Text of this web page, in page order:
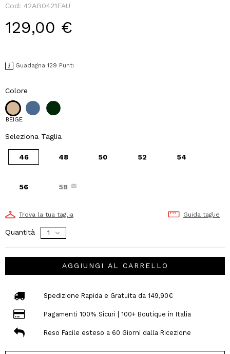
Cod: 42AB0421FAU
129,00 €
Guadagna 129 Punti
Colore
BEIGE
Seleziona Taglia
46 48 50 52 54
56 58
Trova la tua taglia Guida taglie
Quantità
AGGIUNGI AL CARRELLO
Spedizione Rapida e Gratuita da 149,90€
Pagamenti 100% Sicuri | 100+ Boutique in Italia
Reso Facile esteso a 60 Giorni dalla Ricezione